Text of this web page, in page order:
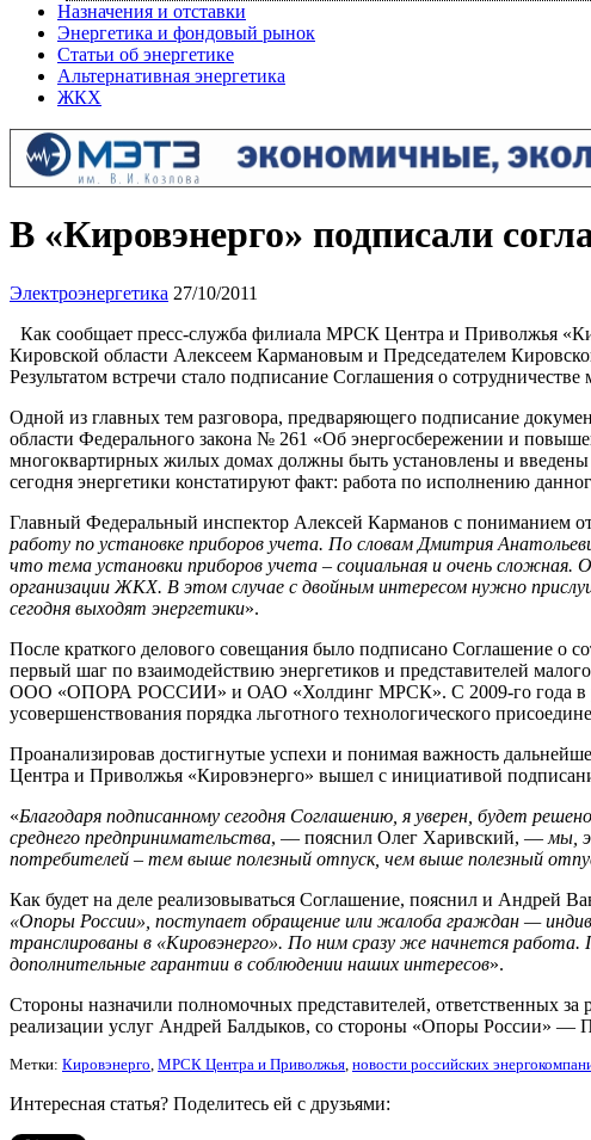
Назначения и отставки
Энергетика и фондовый рынок
Статьи об энергетике
Альтернативная энергетика
ЖКХ
В «Кировэнерго» подписали
Электроэнергетика 27/10/2011
Как сообщает пресс-служба филиала МРСК Центра и Приволжья
Кировской области Алексеем Кармановым и Председателем
Результатом встречи стало подписание Соглашения о
Одной из главных тем разговора, предваряющего подписание
области Федерального закона № 261 «Об энергосбережении и
многоквартирных жилых домах должны быть установлены и введены
сегодня энергетики констатируют факт: работа по исполнению
Главный Федеральный инспектор Алексей Карманов с пониманием
работу по установке приборов учета. По словам Дмитрия
что тема установки приборов учета – социальная и очень
организации ЖКХ. В этом случае с двойным интересом нужно
сегодня выходят энергетики».
После краткого делового совещания было подписано Соглашение
первый шаг по взаимодействию энергетиков и представителей
ООО «ОПОРА РОССИИ» и ОАО «Холдинг МРСК». С 2009-го года в
усовершенствования порядка льготного технологического
Проанализировав достигнутые успехи и понимая важность
Центра и Приволжья «Кировэнерго» вышел с инициативой
«Благодаря подписанному сегодня Соглашению, я уверен, будет
среднего предпринимательства, — пояснил Олег Харивский, — мы,
потребителей – тем выше полезный отпуск, чем выше полезный
Как будет на деле реализовываться Соглашение, пояснил и Андрей
«Опоры России», поступает обращение или жалоба граждан —
транслированы в «Кировэнерго». По ним сразу же начнется
дополнительные гарантии в соблюдении наших интересов».
Стороны назначили полномочных представителей, ответственных
реализации услуг Андрей Балдыков, со стороны «Опоры России» —
Метки: Кировэнерго, МРСК Центра и Приволжья, новости российских
Интересная статья? Поделитесь ей с друзьями: